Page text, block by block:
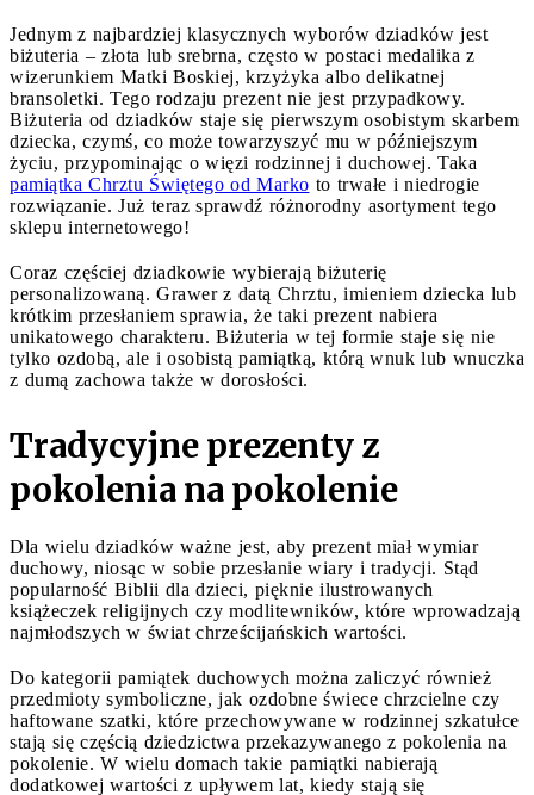
Jednym z najbardziej klasycznych wyborów dziadków jest
biżuteria – złota lub srebrna, często w postaci medalika z
wizerunkiem Matki Boskiej, krzyżyka albo delikatnej
bransoletki. Tego rodzaju prezent nie jest przypadkowy.
Biżuteria od dziadków staje się pierwszym osobistym skarbem
dziecka, czymś, co może towarzyszyć mu w późniejszym
życiu, przypominając o więzi rodzinnej i duchowej. Taka
pamiątka Chrztu Świętego od Marko to trwałe i niedrogie
rozwiązanie. Już teraz sprawdź różnorodny asortyment tego
sklepu internetowego!
Coraz częściej dziadkowie wybierają biżuterię
personalizowaną. Grawer z datą Chrztu, imieniem dziecka lub
krótkim przesłaniem sprawia, że taki prezent nabiera
unikatowego charakteru. Biżuteria w tej formie staje się nie
tylko ozdobą, ale i osobistą pamiątką, którą wnuk lub wnuczka
z dumą zachowa także w dorosłości.
Tradycyjne prezenty z
pokolenia na pokolenie
Dla wielu dziadków ważne jest, aby prezent miał wymiar
duchowy, niosąc w sobie przesłanie wiary i tradycji. Stąd
popularność Biblii dla dzieci, pięknie ilustrowanych
książeczek religijnych czy modlitewników, które wprowadzają
najmłodszych w świat chrześcijańskich wartości.
Do kategorii pamiątek duchowych można zaliczyć również
przedmioty symboliczne, jak ozdobne świece chrzcielne czy
haftowane szatki, które przechowywane w rodzinnej szkatułce
stają się częścią dziedzictwa przekazywanego z pokolenia na
pokolenie. W wielu domach takie pamiątki nabierają
dodatkowej wartości z upływem lat, kiedy stają się